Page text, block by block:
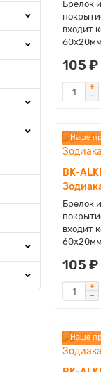
Брелок
входит
105 ₽
Наше
BK-
Брелок
входит
105 ₽
Наше